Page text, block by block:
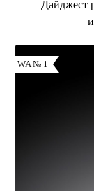
Дайджест
WA № 1